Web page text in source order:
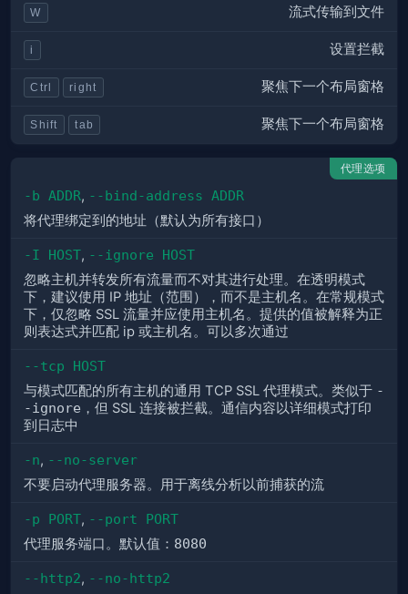
W 流式传输到文件
i 设置拦截
Ctrl right 聚焦下一个布局窗格
Shift tab 聚焦下一个布局窗格
代理选项
-b ADDR, --bind-address ADDR
将代理绑定到的地址（默认为所有接口）
-I HOST, --ignore HOST
忽略主机并转发所有流量而不对其进行处理。在透明模式
下，建议使用 IP 地址（范围），而不是主机名。在常规模式
下，仅忽略 SSL 流量并应使用主机名。提供的值被解释为正
则表达式并匹配 ip 或主机名。可以多次通过
--tcp HOST
与模式匹配的所有主机的通用 TCP SSL 代理模式。类似于 -
-ignore ，但 SSL 连接被拦截。通信内容以详细模式打印
到日志中
-n, --no-server
不要启动代理服务器。用于离线分析以前捕获的流
-p PORT, --port PORT
代理服务端口。默认值： 8080
--http2, --no-http2